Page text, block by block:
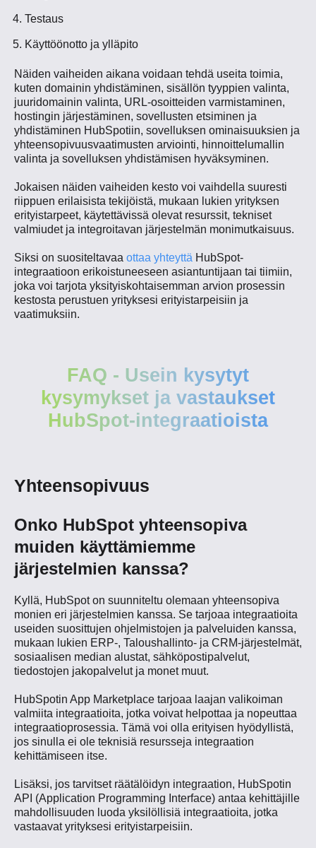
Testaus
Käyttöönotto ja ylläpito
Näiden vaiheiden aikana voidaan tehdä useita toimia,
kuten domainin yhdistäminen, sisällön tyyppien valinta,
juuridomainin valinta, URL-osoitteiden varmistaminen,
hostingin järjestäminen, sovellusten etsiminen ja
yhdistäminen HubSpotiin, sovelluksen ominaisuuksien ja
yhteensopivuusvaatimusten arviointi, hinnoittelumallin
valinta ja sovelluksen yhdistämisen hyväksyminen​.
Jokaisen näiden vaiheiden kesto voi vaihdella suuresti
riippuen erilaisista tekijöistä, mukaan lukien yrityksen
erityistarpeet, käytettävissä olevat resurssit, tekniset
valmiudet ja integroitavan järjestelmän monimutkaisuus.
Siksi on suositeltavaa ottaa yhteyttä HubSpot-
integraatioon erikoistuneeseen asiantuntijaan tai tiimiin,
joka voi tarjota yksityiskohtaisemman arvion prosessin
kestosta perustuen yrityksesi erityistarpeisiin ja
vaatimuksiin.
FAQ - Usein kysytyt
kysymykset ja vastaukset
HubSpot-integraatioista
Yhteensopivuus
Onko HubSpot yhteensopiva
muiden käyttämiemme
järjestelmien kanssa?
Kyllä, HubSpot on suunniteltu olemaan yhteensopiva
monien eri järjestelmien kanssa. Se tarjoaa integraatioita
useiden suosittujen ohjelmistojen ja palveluiden kanssa,
mukaan lukien ERP-, Taloushallinto- ja CRM-järjestelmät,
sosiaalisen median alustat, sähköpostipalvelut,
tiedostojen jakopalvelut ja monet muut.
HubSpotin App Marketplace tarjoaa laajan valikoiman
valmiita integraatioita, jotka voivat helpottaa ja nopeuttaa
integraatioprosessia. Tämä voi olla erityisen hyödyllistä,
jos sinulla ei ole teknisiä resursseja integraation
kehittämiseen itse.
Lisäksi, jos tarvitset räätälöidyn integraation, HubSpotin
API (Application Programming Interface) antaa kehittäjille
mahdollisuuden luoda yksilöllisiä integraatioita, jotka
vastaavat yrityksesi erityistarpeisiin.